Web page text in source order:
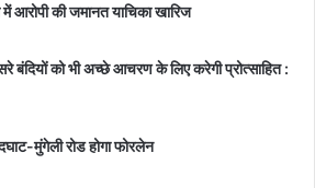
आरोपी की जमानत याचिका खारिज
बंदियों को भी अच्छे आचरण के लिए करेगी प्रोत्साहित :
मुंगेली रोड होगा फोरलेन